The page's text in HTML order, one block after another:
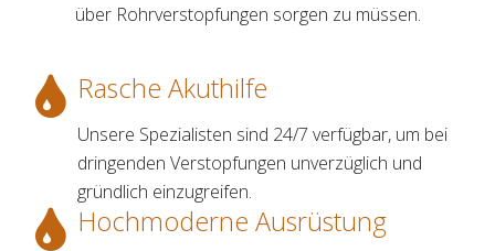
über Rohrverstopfungen sorgen zu müssen.
Rasche Akuthilfe
Unsere Spezialisten sind 24/7 verfügbar, um bei
dringenden Verstopfungen unverzüglich und
gründlich einzugreifen.
Hochmoderne Ausrüstung